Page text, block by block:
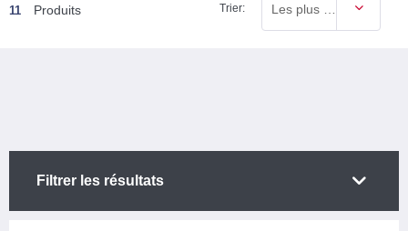
11 Produits Trier: Les plus vendus
Filtrer les résultats